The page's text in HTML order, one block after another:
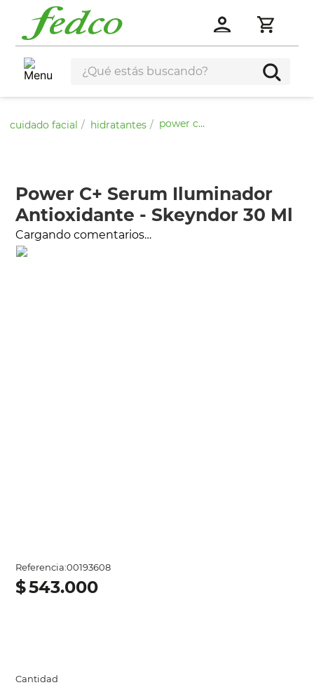
cuidado facial hidratantes power c+ serum iluminador antioxidante - skeyndor 30 ml
Power C+ Serum Iluminador
Antioxidante - Skeyndor 30 Ml
Cargando comentarios…
Referencia:00193608
$543.000
Cantidad